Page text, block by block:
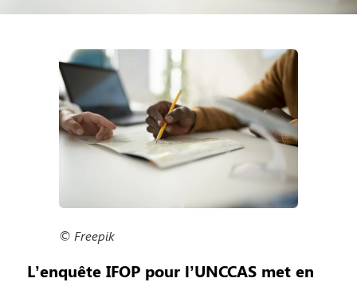
© Freepik
L’enquête IFOP pour l’UNCCAS met en